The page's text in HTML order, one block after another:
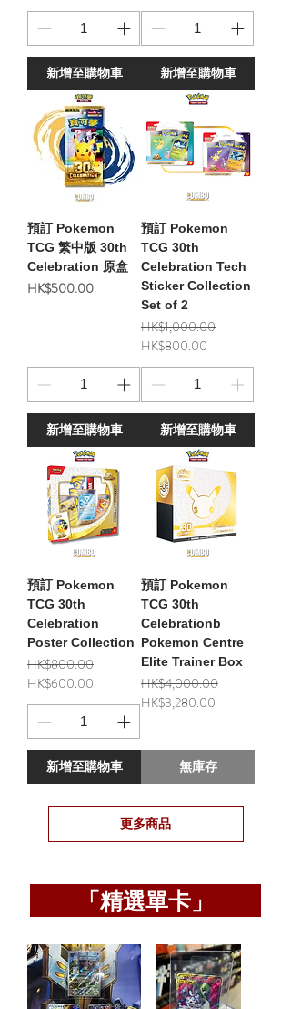
新增至購物車 新增至購物車
預訂 Pokemon
TCG 繁中版 30th
Celebration 原盒
價格
HK$500.00
新增至購物車
預訂 Pokemon
TCG 30th
Celebration Tech
Sticker Collection
Set of 2
一般價格
HK$1,000.00
促銷價格
HK$800.00
新增至購物車
預訂 Pokemon
TCG 30th
Celebration
Poster Collection
一般價格
HK$800.00
促銷價格
HK$600.00
新增至購物車
預訂 Pokemon
TCG 30th
Celebrationb
Pokemon Centre
Elite Trainer Box
一般價格
HK$4,000.00
促銷價格
HK$3,280.00
無庫存
更多商品
「精選單卡」